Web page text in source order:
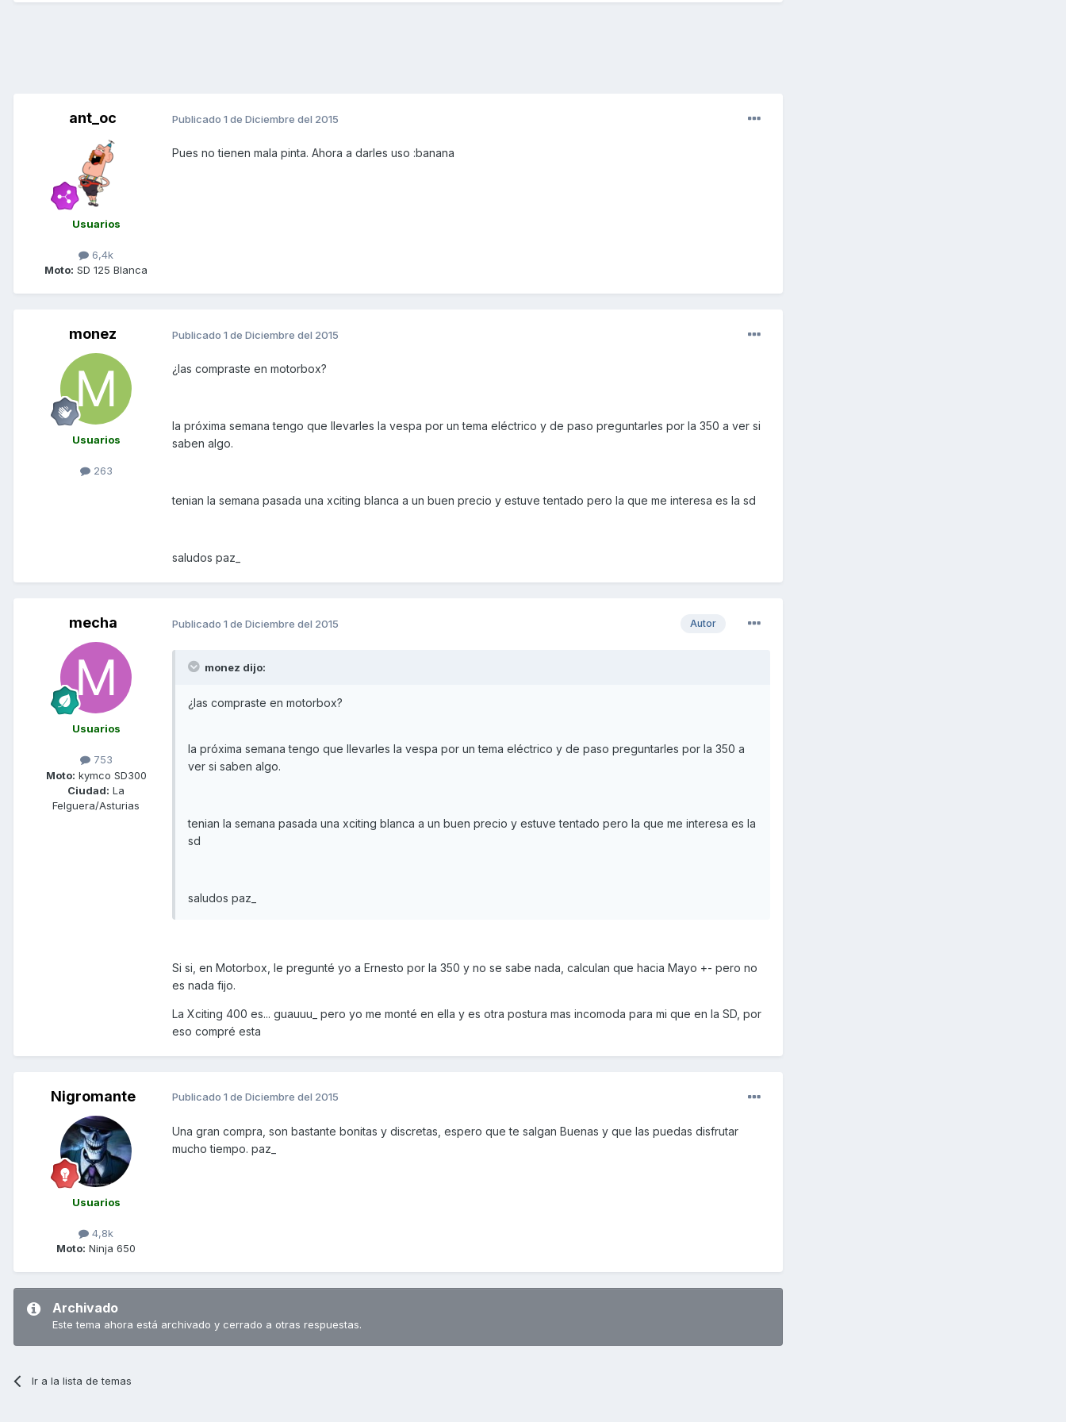
ant_oc
Usuarios
6,4k
Moto: SD 125 Blanca
Publicado 1 de Diciembre del 2015
Pues no tienen mala pinta. Ahora a darles uso :banana
monez
Usuarios
263
Publicado 1 de Diciembre del 2015
¿las compraste en motorbox?
la próxima semana tengo que llevarles la vespa por un tema eléctrico y de paso preguntarles por la 350 a ver si
saben algo.
tenian la semana pasada una xciting blanca a un buen precio y estuve tentado pero la que me interesa es la sd
saludos paz_
mecha
Usuarios
753
Moto: kymco SD300
Ciudad: La
Felguera/Asturias
Autor
Publicado 1 de Diciembre del 2015
monez dijo:
¿las compraste en motorbox?
la próxima semana tengo que llevarles la vespa por un tema eléctrico y de paso preguntarles por la 350 a
ver si saben algo.
tenian la semana pasada una xciting blanca a un buen precio y estuve tentado pero la que me interesa es la
sd
saludos paz_
Si si, en Motorbox, le pregunté yo a Ernesto por la 350 y no se sabe nada, calculan que hacia Mayo +- pero no
es nada fijo.
La Xciting 400 es... guauuu_ pero yo me monté en ella y es otra postura mas incomoda para mi que en la SD, por
eso compré esta
Nigromante
Usuarios
4,8k
Moto: Ninja 650
Publicado 1 de Diciembre del 2015
Una gran compra, son bastante bonitas y discretas, espero que te salgan Buenas y que las puedas disfrutar
mucho tiempo. paz_
Archivado
Este tema ahora está archivado y cerrado a otras respuestas.
Ir a la lista de temas